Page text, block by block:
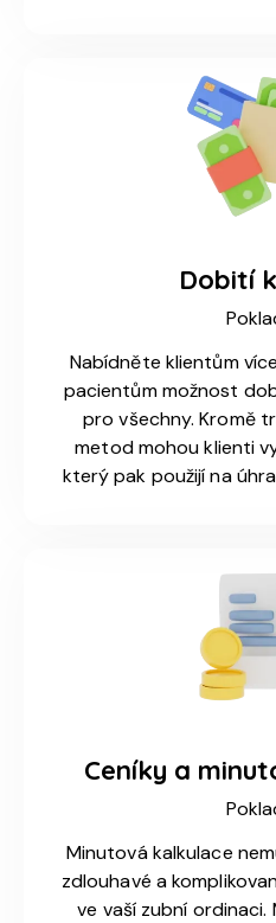
Dobití
Nabídněte klientům
pacientům možnost
pro všechny. Kromě
metod mohou klienti
který pak použijí na
Ceníky a
Minutová kalkulace
zdlouhavé a
ve vaší zubní